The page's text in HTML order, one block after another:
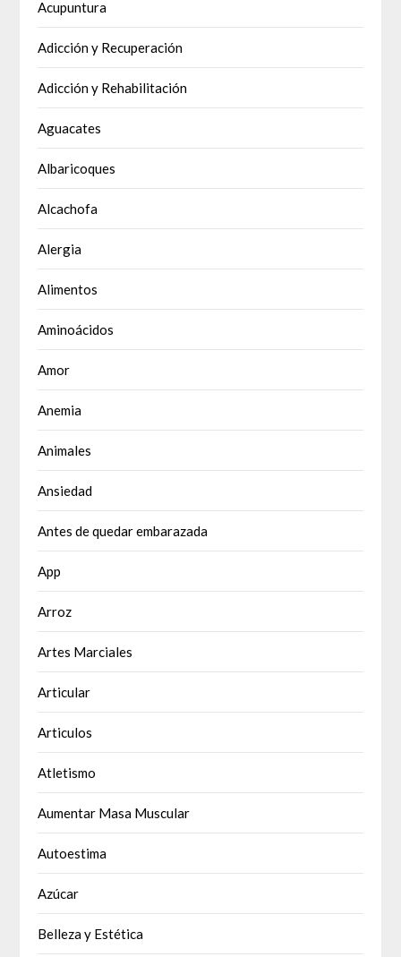
Acupuntura
Adicción y Recuperación
Adicción y Rehabilitación
Aguacates
Albaricoques
Alcachofa
Alergia
Alimentos
Aminoácidos
Amor
Anemia
Animales
Ansiedad
Antes de quedar embarazada
App
Arroz
Artes Marciales
Articular
Articulos
Atletismo
Aumentar Masa Muscular
Autoestima
Azúcar
Belleza y Estética